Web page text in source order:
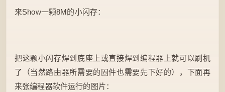
来Show一颗8M的小闪存：
把这颗小闪存焊到底座上或直接焊到编程器上就可以刷机
了（当然路由器所需要的固件也需要先下好的），下面再
来张编程器软件运行的图片：